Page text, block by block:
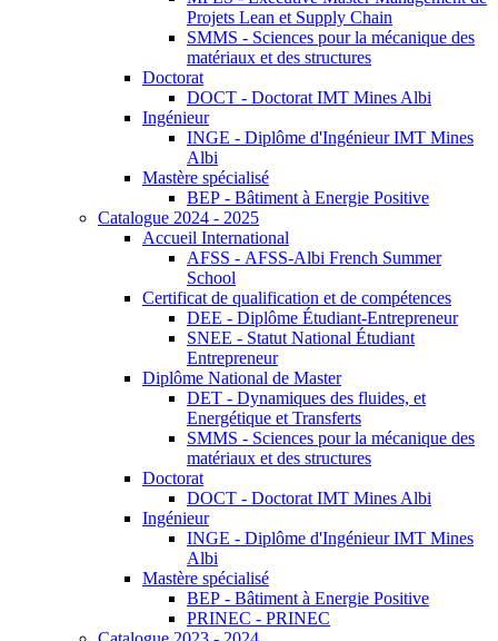
Projets Lean et Supply Chain
SMMS - Sciences pour la mécanique des
matériaux et des structures
Doctorat
DOCT - Doctorat IMT Mines Albi
Ingénieur
INGE - Diplôme d'Ingénieur IMT Mines
Albi
Mastère spécialisé
BEP - Bâtiment à Energie Positive
Catalogue 2024 - 2025
Accueil International
AFSS - AFSS-Albi French Summer
School
Certificat de qualification et de compétences
DEE - Diplôme Étudiant-Entrepreneur
SNEE - Statut National Étudiant
Entrepreneur
Diplôme National de Master
DET - Dynamiques des fluides, et
Energétique et Transferts
SMMS - Sciences pour la mécanique des
matériaux et des structures
Doctorat
DOCT - Doctorat IMT Mines Albi
Ingénieur
INGE - Diplôme d'Ingénieur IMT Mines
Albi
Mastère spécialisé
BEP - Bâtiment à Energie Positive
PRINEC - PRINEC